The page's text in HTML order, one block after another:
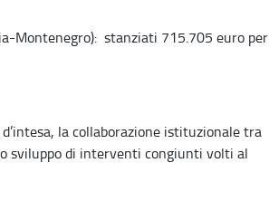
Montenegro): stanziati 715.705 euro per
la collaborazione istituzionale tra
sviluppo di interventi congiunti volti al